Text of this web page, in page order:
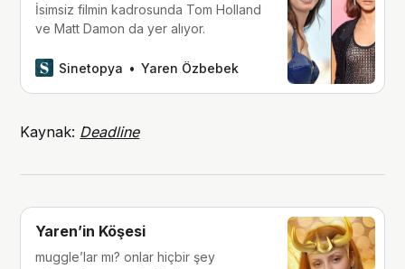
İsimsiz filmin kadrosunda Tom Holland
ve Matt Damon da yer alıyor.
Sinetopya Yaren Özbebek
Kaynak: Deadline
Yaren’in Köşesi
muggle’lar mı? onlar hiçbir şey